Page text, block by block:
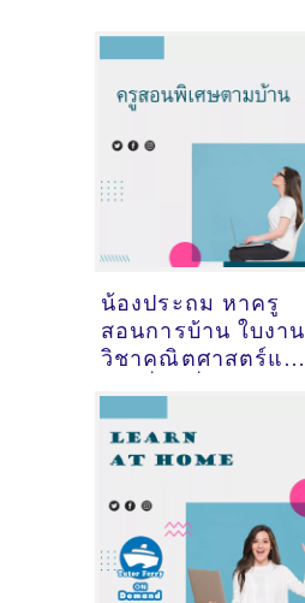
น้องประถม หาครู
สอนการบ้าน ใบงาน
วิชาคณิตศาสตร์และ